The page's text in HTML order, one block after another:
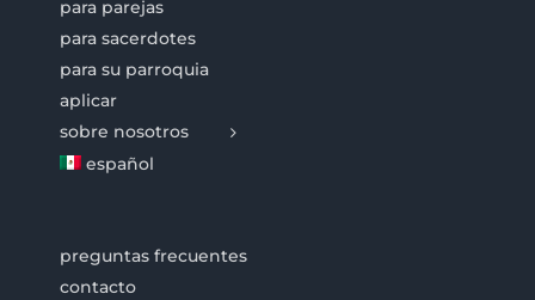
para parejas
para sacerdotes
para su parroquia
aplicar
sobre nosotros
español
preguntas frecuentes
contacto